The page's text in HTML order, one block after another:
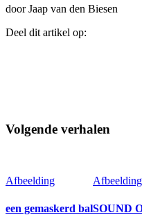
door Jaap van den Biesen
Deel dit artikel op:
Volgende verhalen
Afbeelding
een gemaskerd bal
Afbeelding
SOUND